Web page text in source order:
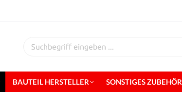
BAUTEIL HERSTELLER SONSTIGES ZUBEHÖR